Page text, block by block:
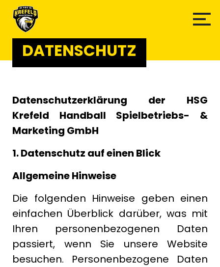
DATENSCHUTZ
Datenschutzerklärung der HSG
Krefeld Handball Spielbetriebs- &
Marketing GmbH
1. Datenschutz auf einen Blick
Allgemeine Hinweise
Die folgenden Hinweise geben einen
einfachen Überblick darüber, was mit
Ihren personenbezogenen Daten
passiert, wenn Sie unsere Website
besuchen. Personenbezogene Daten